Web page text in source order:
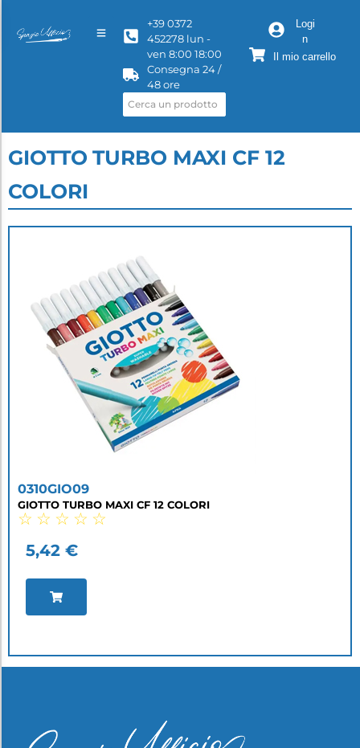
+39 0372
452278 lun -
ven 8:00 18:00
Consegna 24 /
48 ore
Logi
n
Il mio carrello
GIOTTO TURBO MAXI CF 12
COLORI
0310GIO09
GIOTTO TURBO MAXI CF 12 COLORI
☆ ☆ ☆ ☆ ☆
5,42 €